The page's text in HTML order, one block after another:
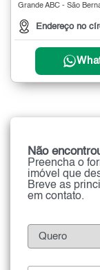
Grande ABC - São
Endereço no
Não
Preencha o
imóvel que
Breve as
em contato.